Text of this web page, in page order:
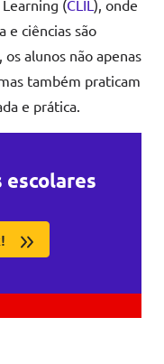
(CLIL ), onde
e ciências são
alunos não apenas
também praticam
e prática.
escolares